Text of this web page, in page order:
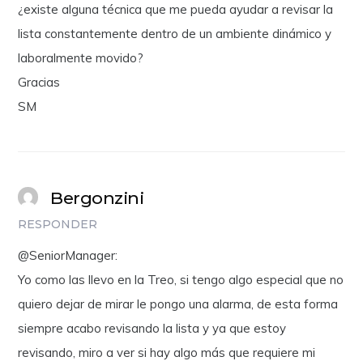
¿existe alguna técnica que me pueda ayudar a revisar la
lista constantemente dentro de un ambiente dinámico y
laboralmente movido?
Gracias
SM
Bergonzini
RESPONDER
@SeniorManager:
Yo como las llevo en la Treo, si tengo algo especial que no
quiero dejar de mirar le pongo una alarma, de esta forma
siempre acabo revisando la lista y ya que estoy
revisando, miro a ver si hay algo más que requiere mi